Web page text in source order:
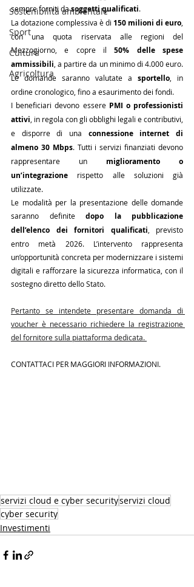
Sostenibilità ambientale
Sport
Cultura
Agricoltura
sempre forniti da soggetti qualificati.
La dotazione complessiva è di 150 milioni di euro
con una quota riservata alle regioni del
Mezzogiorno, e copre il 50% delle spese
ammissibili , a partire da un minimo di 4.000 euro.
Le domande saranno valutate a sportello , in
ordine cronologico, fino a esaurimento dei fondi.
I beneficiari devono essere PMI o professionisti
attivi , in regola con gli obblighi legali e contributivi,
e disporre di una connessione internet di
almeno 30 Mbps. Tutti i servizi finanziati devono
rappresentare un miglioramento o
un’integrazione rispetto alle soluzioni già
utilizzate.
Le modalità per la presentazione delle domande
saranno definite dopo la pubblicazione
dell’elenco dei fornitori qualificati , previsto
entro metà 2026. L’intervento rappresenta
un’opportunità concreta per modernizzare i sistemi
digitali e rafforzare la sicurezza informatica, con il
sostegno diretto dello Stato.
Pertanto se intendete presentare domanda di
voucher è necessario richiedere la registrazione
del fornitore sulla piattaforma dedicata.
CONTATTACI PER MAGGIORI INFORMAZIONI.
servizi cloud e cyber securityservizi cloud
cyber security
Investimenti